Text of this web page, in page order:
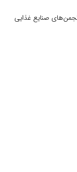
صنایع غذایی